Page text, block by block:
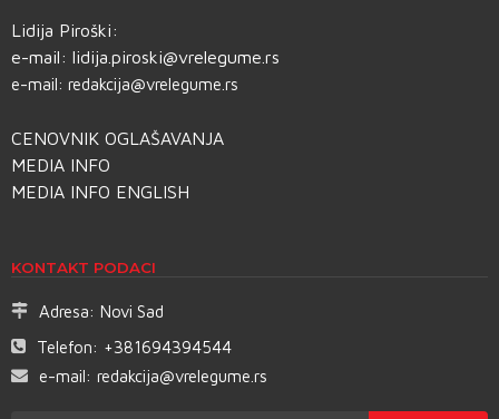
Lidija Piroški:
e-mail: lidija.piroski@vrelegume.rs
e-mail: redakcija@vrelegume.rs
CENOVNIK OGLAŠAVANJA
MEDIA INFO
MEDIA INFO ENGLISH
KONTAKT PODACI
Adresa: Novi Sad
Telefon: +381694394544
e-mail: redakcija@vrelegume.rs